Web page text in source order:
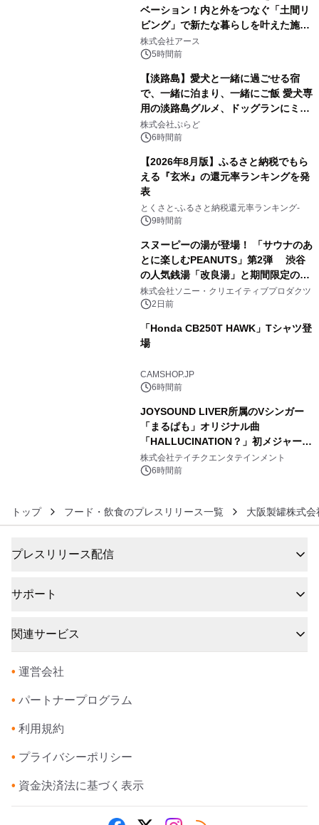
ベーション！内と外をつなぐ「土間リ
ビング」で新たな暮らしを叶えた施工
事例を株式会社アースが公開
株式会社アース
5時間前
【淡路島】愛犬と一緒に過ごせる宿
で、一緒に泊まり、一緒にご飯 愛犬専
用の淡路島グルメ、ドッグランにミニ
プール グランピングとトレーラーハウ
スの2施設で
株式会社ぷらど
6時間前
【2026年8月版】ふるさと納税でもら
える『玄米』の還元率ランキングを発
表
とくさと-ふるさと納税還元率ランキング-
9時間前
スヌーピーの湯が登場！ 「サウナのあ
とに楽しむPEANUTS」第2弾 渋谷
の人気銭湯「改良湯」と期間限定のコ
ラボレーション サウナイキタイコラ
ボグッズも発売決定！
株式会社ソニー・クリエイティブプロダクツ
2日前
「Honda CB250T HAWK」Tシャツ登
場
CAMSHOP.JP
6時間前
JOYSOUND LIVER所属のVシンガー
「まるぱも」オリジナル曲
「HALLUCINATION？」初メジャー配
信リリース決定！
株式会社テイチクエンタテインメント
6時間前
トップ フード・飲食のプレスリリース一覧 大阪製罐株式会
プレスリリース配信
サポート
関連サービス
• 運営会社
• パートナープログラム
• 利用規約
• プライバシーポリシー
• 資金決済法に基づく表示